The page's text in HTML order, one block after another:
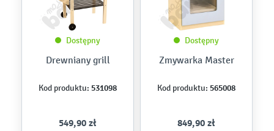
Dostępny
Drewniany grill
Kod produktu: 531098
549,90 zł
Dostępny
Zmywarka Master
Kod produktu: 565008
849,90 zł